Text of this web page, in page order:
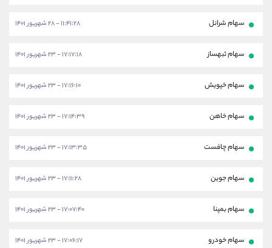
سهام شرانل ۱۱:۴۱:۲۸ - ۲۸ شهریور ۱۴۰۱
سهام ثبهساز ۱۷:۱۷:۱۸ - ۲۳ شهریور ۱۴۰۱
سهام خپویش ۱۷:۱۶:۱۰ - ۲۳ شهریور ۱۴۰۱
سهام خاهن ۱۷:۱۴:۳۹ - ۲۳ شهریور ۱۴۰۱
سهام چافست ۱۷:۱۳:۳۵ - ۲۳ شهریور ۱۴۰۱
سهام جوین ۱۷:۱۱:۲۸ - ۲۳ شهریور ۱۴۰۱
سهام بمپنا ۱۷:۰۷:۴۰ - ۲۳ شهریور ۱۴۰۱
سهام خودرو ۱۷:۰۶:۱۷ - ۲۳ شهریور ۱۴۰۱